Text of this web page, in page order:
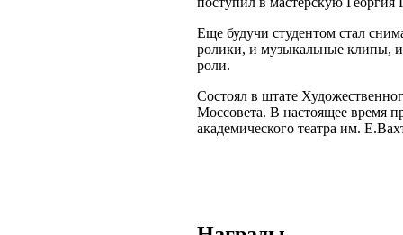
Еще будучи студентом стал
ролики, и музыкальные клипы,
роли.
Состоял в штате
Моссовета. В настоящее время
академического театра им.